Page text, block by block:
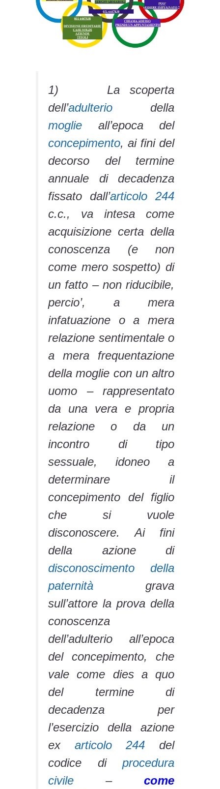
1) La scoperta
dell’adulterio della
moglie all’epoca del
concepimento, ai fini del
decorso del termine
annuale di decadenza
fissato dall’articolo 244
c.c., va intesa come
acquisizione certa della
conoscenza (e non
come mero sospetto) di
un fatto – non riducibile,
percio’, a mera
infatuazione o a mera
relazione sentimentale o
a mera frequentazione
della moglie con un altro
uomo – rappresentato
da una vera e propria
relazione o da un
incontro di tipo
sessuale, idoneo a
determinare il
concepimento del figlio
che si vuole
disconoscere. Ai fini
della azione di
disconoscimento della
paternità grava
sull’attore la prova della
conoscenza
dell’adulterio all’epoca
del concepimento, che
vale come dies a quo
del termine di
decadenza per
l’esercizio della azione
exarticolo 244 del
codice di procedura
civile – come